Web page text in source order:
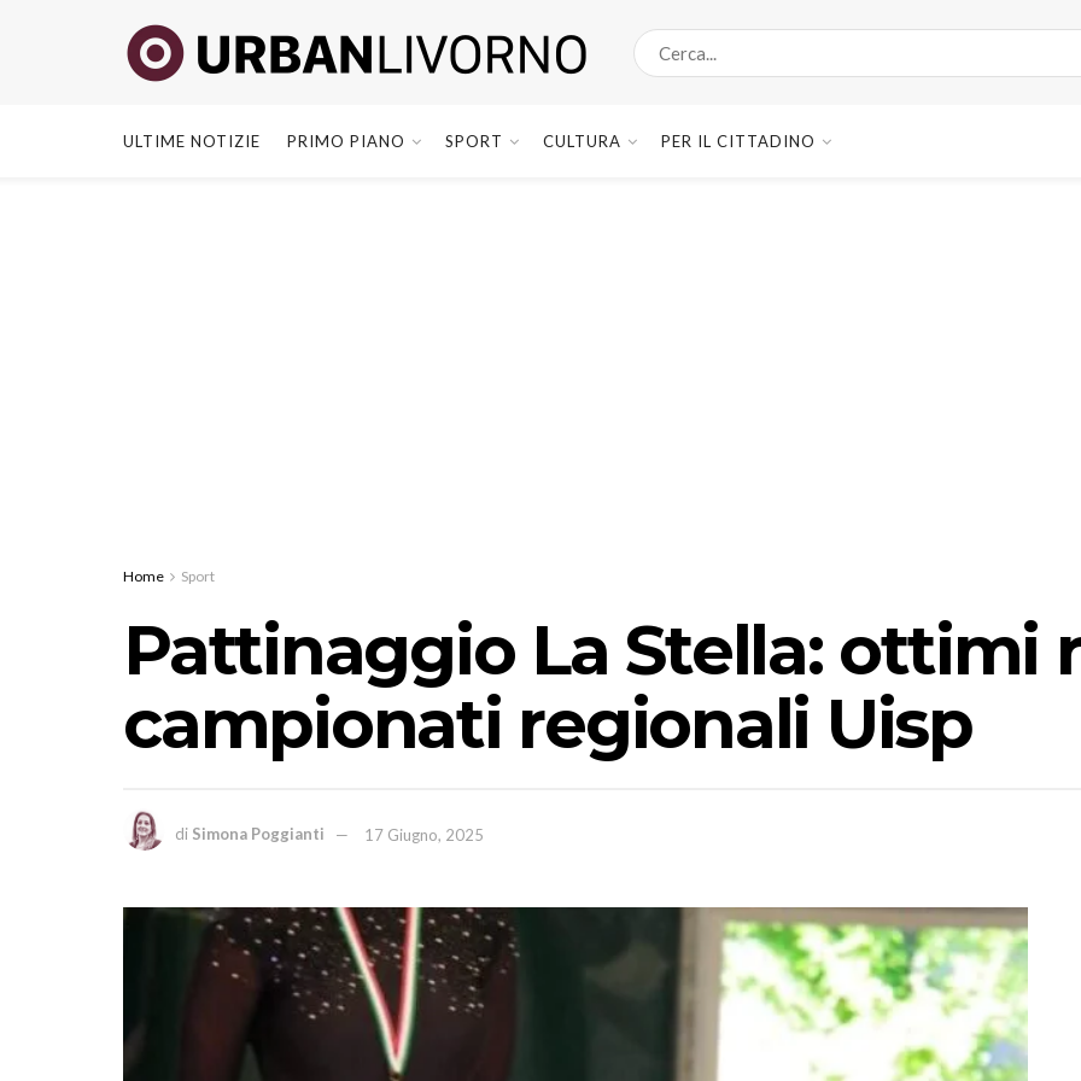
ULTIME NOTIZIE PRIMO PIANO SPORT CULTURA PER IL CITTADINO
Home Sport
Pattinaggio La Stella: ottimi
campionati regionali Uisp
di Simona Poggianti 17 Giugno, 2025